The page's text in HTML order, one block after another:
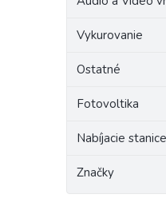
Vykurovanie
Ostatné
Fotovoltika
Nabíjacie
Značky